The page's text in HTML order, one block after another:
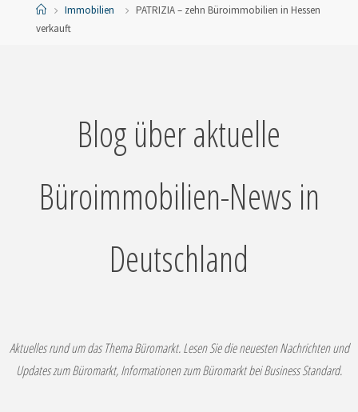
StartImmobilien
PATRIZIA – zehn Büroimmobilien in Hessen
verkauft
Blog über aktuelle
Büroimmobilien-News in
Deutschland
Aktuelles rund um das Thema Büromarkt. Lesen Sie die neuesten Nachrichten und
Updates zum Büromarkt, Informationen zum Büromarkt bei Business Standard.